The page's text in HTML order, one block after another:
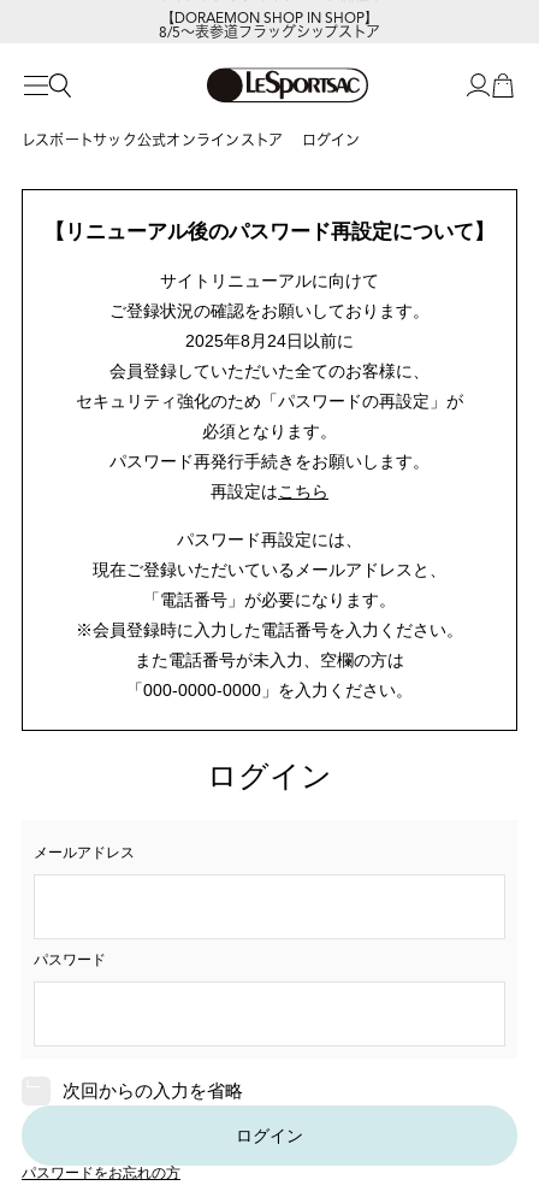
【DORAEMON SHOP IN SHOP】
8/5～表参道フラッグシップストア
レスポートサック公式オンラインストア ログイン
【リニューアル後のパスワード再設定について】
サイトリニューアルに向けて
ご登録状況の確認をお願いしております。
2025年8月24日以前に
会員登録していただいた全てのお客様に、
セキュリティ強化のため「パスワードの再設定」が
必須となります。
パスワード再発行手続きをお願いします。
再設定はこちら
パスワード再設定には、
現在ご登録いただいているメールアドレスと、
「電話番号」が必要になります。
※会員登録時に入力した電話番号を入力ください。
また電話番号が未入力、空欄の方は
「000-0000-0000」を入力ください。
ログイン
メールアドレス
パスワード
次回からの入力を省略
ログイン
パスワードをお忘れの方